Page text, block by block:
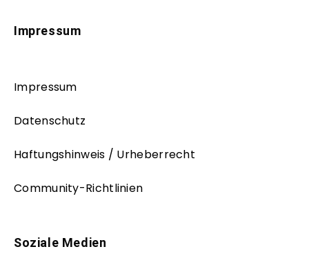
Impressum
Impressum
Datenschutz
Haftungshinweis / Urheberrecht
Community-Richtlinien
Soziale Medien